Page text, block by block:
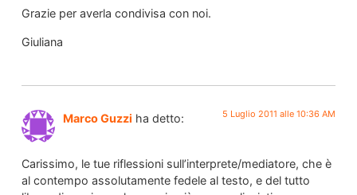
Grazie per averla condivisa con noi.
Giuliana
Marco Guzzi ha detto: 5 Luglio 2011 alle 10:36 AM
Carissimo, le tue riflessioni sull’interprete/mediatore, che è
al contempo assolutamente fedele al testo, e del tutto